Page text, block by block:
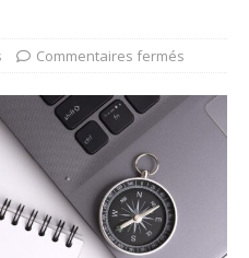
Commentaires fermés